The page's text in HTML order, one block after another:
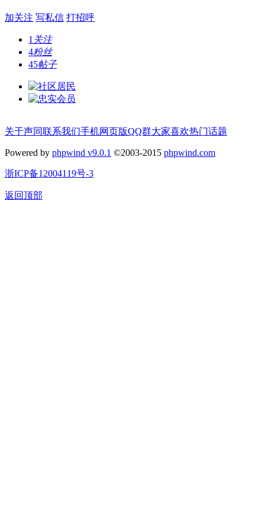
加关注 写私信 打招呼
1 关注
4粉丝
45帖子
关于声同联系我们手机网页版QQ群大家喜欢热门话题
Powered by phpwind v9.0.1 ©2003-2015 phpwind.com
浙ICP备12004119号-3
返回顶部